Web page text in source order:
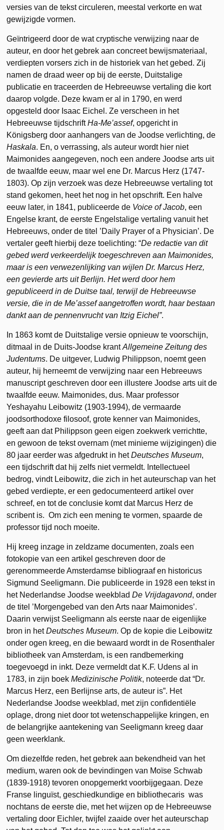
versies van de tekst circuleren, meestal verkorte en wat
gewijzigde vormen.
Geïntrigeerd door de wat cryptische verwijzing naar de
auteur, en door het gebrek aan concreet bewijsmateriaal,
verdiepten vorsers zich in de historiek van het gebed. Zij
namen de draad weer op bij de eerste, Duitstalige
publicatie en traceerden de Hebreeuwse vertaling die kort
daarop volgde. Deze kwam er al in 1790, en werd
opgesteld door Isaac Eichel. Ze verscheen in het
Hebreeuwse tijdschriftHa-Me’assef, opgericht in
Königsberg door aanhangers van de Joodse verlichting, de
Haskala. En, o verrassing, als auteur wordt hier niet
Maimonides aangegeven, noch een andere Joodse arts uit
de twaalfde eeuw, maar wel ene Dr. Marcus Herz (1747-
1803). Op zijn verzoek was deze Hebreeuwse vertaling tot
stand gekomen, heet het nog in het opschrift. Een halve
eeuw later, in 1841, publiceerde de Voice of Jacob, een
Engelse krant, de eerste Engelstalige vertaling vanuit het
Hebreeuws, onder de titel ’Daily Prayer of a Physician’. De
vertaler geeft hierbij deze toelichting: “De redactie van dit
gebed werd verkeerdelijk toegeschreven aan Maimonides,
maar is een verwezenlijking van wijlen Dr. Marcus Herz,
een gevierde arts uit Berlijn. Het werd door hem
gepubliceerd in de Duitse taal, terwijl de Hebreeuwse
versie, die in de Me’assef aangetroffen wordt, haar bestaan
dankt aan de pennenvrucht van Itzig Eichel”.
In 1863 komt de Duitstalige versie opnieuw te voorschijn,
ditmaal in de Duits-Joodse krantAllgemeine Zeitung des
Judentums. De uitgever, Ludwig Philippson, noemt geen
auteur, hij herneemt de verwijzing naar een Hebreeuws
manuscript geschreven door een illustere Joodse arts uit de
twaalfde eeuw. Maimonides, dus. Maar professor
Yeshayahu Leibowitz (1903-1994), de vermaarde
joodsorthodoxe filosoof, grote kenner van Maimonides,
geeft aan dat Philippson geen eigen zoekwerk verrichtte,
en gewoon de tekst overnam (met minieme wijzigingen) die
80 jaar eerder was afgedrukt in hetDeutsches Museum,
een tijdschrift dat hij zelfs niet vermeldt. Intellectueel
bedrog, vindt Leibowitz, die zich in het auteurschap van het
gebed verdiepte, er een gedocumenteerd artikel over
schreef, en tot de conclusie komt dat Marcus Herz de
scribent is. Om zich een mening te vormen, spaarde de
professor tijd noch moeite.
Hij kreeg inzage in zeldzame documenten, zoals een
fotokopie van een artikel geschreven door de
gerenommeerde Amsterdamse bibliograaf en historicus
Sigmund Seeligmann. Die publiceerde in 1928 een tekst in
het Nederlandse Joodse weekbladDe Vrijdagavond, onder
de titel ’Morgengebed van den Arts naar Maimonides’.
Daarin verwijst Seeligmann als eerste naar de eigenlijke
bron in hetDeutsches Museum. Op de kopie die Leibowitz
onder ogen kreeg, en die bewaard wordt in de Rosenthaler
bibliotheek van Amsterdam, is een randbemerking
toegevoegd in inkt. Deze vermeldt dat K.F. Udens al in
1783, in zijn boekMedizinische Politik, noteerde dat “Dr.
Marcus Herz, een Berlijnse arts, de auteur is”. Het
Nederlandse Joodse weekblad, met zijn confidentiële
oplage, drong niet door tot wetenschappelijke kringen, en
de belangrijke aantekening van Seeligmann kreeg daar
geen weerklank.
Om diezelfde reden, het gebrek aan bekendheid van het
medium, waren ook de bevindingen van Moïse Schwab
(1839-1918) tevoren onopgemerkt voorbijgegaan. Deze
Franse linguïst, geschiedkundige en bibliothecaris was
nochtans de eerste die, met het wijzen op de Hebreeuwse
vertaling door Eichler, twijfel zaaide over het auteurschap